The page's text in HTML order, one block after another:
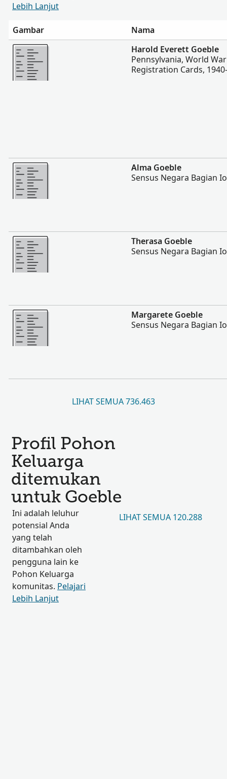
Lebih Lanjut
Gambar
Nama
Lebih banyak
Harold Everett Goeble
Pennsylvania, World
Registration Cards,
Lebih banyak
Alma Goeble
Sensus Negara Bagian
Lebih banyak
Therasa Goeble
Sensus Negara Bagian
Lebih banyak
Margarete Goeble
Sensus Negara Bagian
LIHAT SEMUA 736.463
Profil Pohon
Keluarga
ditemukan
untuk Goeble
Ini adalah leluhur
potensial Anda
yang telah
ditambahkan oleh
pengguna lain ke
Pohon Keluarga
komunitas. Pelajari
Lebih Lanjut
LIHAT SEMUA 120.288